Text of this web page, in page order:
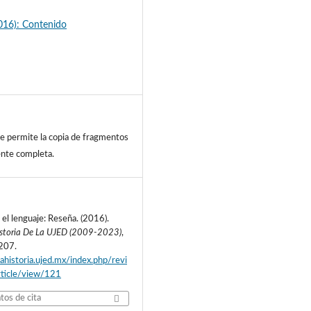
Contenido
permite la copia de fragmentos
completa.
lenguaje: Reseña. (2016).
De La UJED (2009-2023),
index.php/revi
view/121
de cita